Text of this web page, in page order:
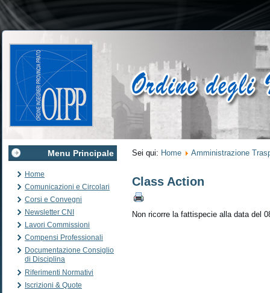
Menu Principale
Home
Comunicazioni e Circolari
Corsi e Convegni
Newsletter CNI
Lavori Commissioni
Compensi Professionali
Documentazione Consiglio
di Disciplina
Riferimenti Normativi
Iscrizioni & Quote
Sei qui: Home Amministrazione
Class Action
Non ricorre la fattispecie alla data del